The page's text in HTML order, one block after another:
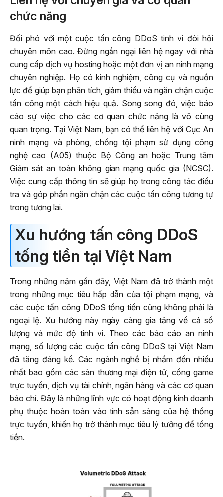
chức năng
Đối phó với một cuộc tấn công DDoS tinh vi đòi hỏi
chuyên môn cao. Đừng ngần ngại liên hệ ngay với nhà
cung cấp dịch vụ hosting hoặc một đơn vị an ninh mạng
chuyên nghiệp. Họ có kinh nghiệm, công cụ và nguồn
lực để giúp bạn phân tích, giảm thiểu và ngăn chặn cuộc
tấn công một cách hiệu quả. Song song đó, việc báo
cáo sự việc cho các cơ quan chức năng là vô cùng
quan trọng. Tại Việt Nam, bạn có thể liên hệ với Cục An
ninh mạng và phòng, chống tội phạm sử dụng công
nghệ cao (A05) thuộc Bộ Công an hoặc Trung tâm
Giám sát an toàn không gian mạng quốc gia (NCSC).
Việc cung cấp thông tin sẽ giúp họ trong công tác điều
tra và góp phần ngăn chặn các cuộc tấn công tương tự
trong tương lai.
Xu hướng tấn công DDoS
tống tiền tại Việt Nam
Trong những năm gần đây, Việt Nam đã trở thành một
trong những mục tiêu hấp dẫn của tội phạm mạng, và
các cuộc tấn công DDoS tống tiền cũng không phải là
ngoại lệ. Xu hướng này ngày càng gia tăng về cả số
lượng và mức độ tinh vi. Theo các báo cáo an ninh
mạng, số lượng các cuộc tấn công DDoS tại Việt Nam
đã tăng đáng kể. Các ngành nghề bị nhắm đến nhiều
nhất bao gồm các sàn thương mại điện tử, cổng game
trực tuyến, dịch vụ tài chính, ngân hàng và các cơ quan
báo chí. Đây là những lĩnh vực có hoạt động kinh doanh
phụ thuộc hoàn toàn vào tính sẵn sàng của hệ thống
trực tuyến, khiến họ trở thành mục tiêu lý tưởng để tống
tiền.